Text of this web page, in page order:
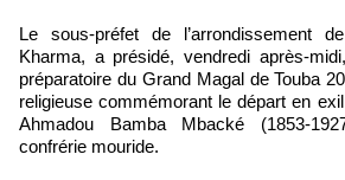
Le sous-préfet de l’arrondissement de Ndame, Abdoulaye
Kharma, a présidé, vendredi après-
préparatoire du Grand Magal de Touba
religieuse commémorant le départ en
Ahmadou Bamba Mbacké (1853-
confrérie mouride.